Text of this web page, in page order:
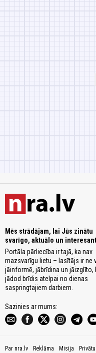
Mēs strādājam, lai Jūs zinātu
svarīgo, aktuālo un
Portāla pārliecība ir tajā, ka nav
mazsvarīgu lietu – lasītājs ir ne
jāinformē, jābrīdina un jāizglīto,
jādod brīdis atelpai no dienas
saspringtajiem darbiem.
Sazinies ar mums:
Par nra.lv Reklāma Misija